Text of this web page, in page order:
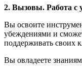
2. Вызовы. Работа с
Вы освоите
убеждениями и
поддерживать своих
Вы овладеете